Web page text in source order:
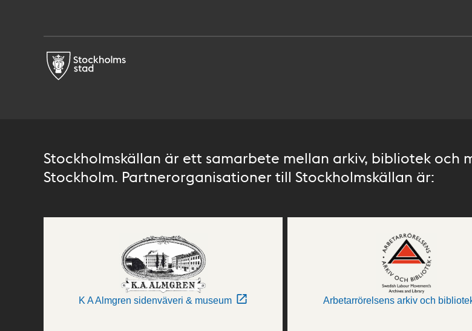
Stockholmskällan är ett samarbete mellan arkiv, bibliotek och
Stockholm. Partnerorganisationer till Stockholmskällan är:
K A Almgren sidenväveri & museum Arbetarrörelsens arkiv och